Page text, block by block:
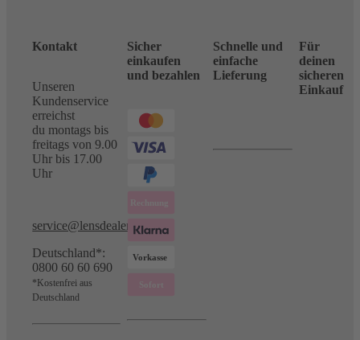
Kontakt
Unseren
Kundenservice
erreichst
du montags bis
freitags von 9.00
Uhr bis 17.00
Uhr
service@lensdealer.com
Deutschland*:
0800 60 60 690
*Kostenfrei aus
Deutschland
Sicher
einkaufen
und bezahlen
Schnelle und
einfache
Lieferung
Für
deinen
sicheren
Einkauf